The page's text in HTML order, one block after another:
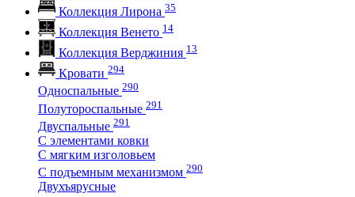
Коллекция Лирона 35
Коллекция Венето 14
Коллекция Верджиния 13
Кровати 294
Односпальные 290
Полутороспальные 291
Двуспальные 291
С элементами ковки
С мягким изголовьем
С подъемным механизмом 290
Двухъярусные